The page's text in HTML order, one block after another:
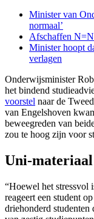
Minister van
normaal’
Afschaffen
Minister hoopt
verlagen
Onderwijsminister
het bindend
voorstel naar de
van Engelshoven
beweegreden van
zou te hoog zijn voor
Uni-materiaal
“Hoewel het stressvol
reageert een student
driehonderd studenten